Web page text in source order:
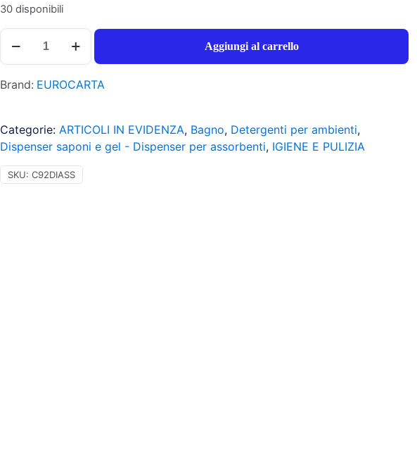
originale
era:
30,90 €.
è:
30 disponibili
in
parete
quantità
Aggiungi al carrello
Brand: EUROCARTA
Categorie:ARTICOLI IN EVIDENZA, Bagno, Detergenti per ambienti,
Dispenser saponi e gel - Dispenser per assorbenti, IGIENE E PULIZIA
SKU:C92DIASS